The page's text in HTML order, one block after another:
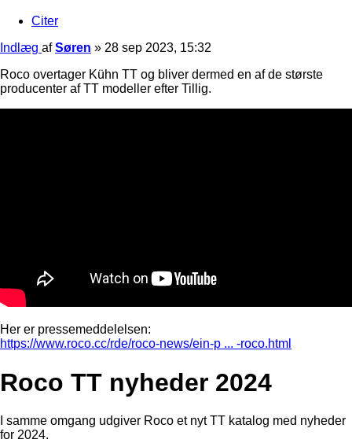
Citer
Indlæg afSøren » 28 sep 2023, 15:32
Roco overtager Kühn TT og bliver dermed en af de største
producenter af TT modeller efter Tillig.
Her er pressemeddelelsen:
https://www.roco.cc/rde/roco-news/ein-p ... -roco.html
Roco TT nyheder 2024
I samme omgang udgiver Roco et nyt TT katalog med nyheder
for 2024.